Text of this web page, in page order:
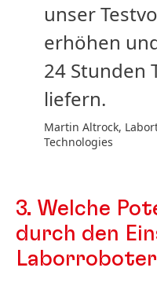
unser
erhöhen
24 Stunden
liefern.
Martin Altrock,
Technologies
3. Welche
durch den